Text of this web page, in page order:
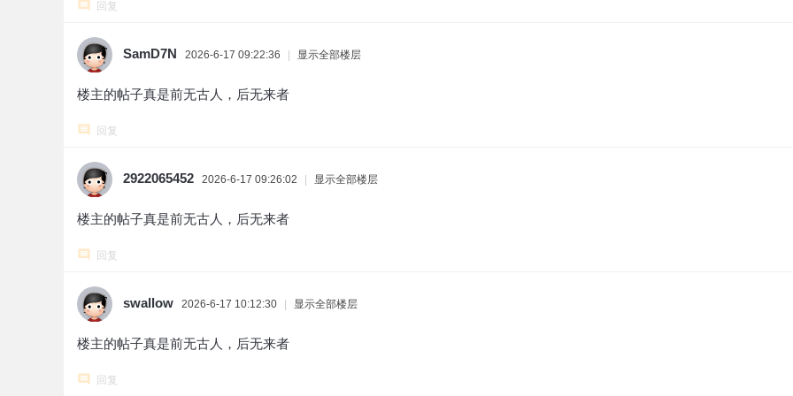
回复
SamD7N 2026-6-17 09:22:36 显示全部楼层
楼主的帖子真是前无古人，后无来者
回复
2922065452 2026-6-17 09:26:02 显示全部楼层
楼主的帖子真是前无古人，后无来者
回复
swallow 2026-6-17 10:12:30 显示全部楼层
楼主的帖子真是前无古人，后无来者
回复